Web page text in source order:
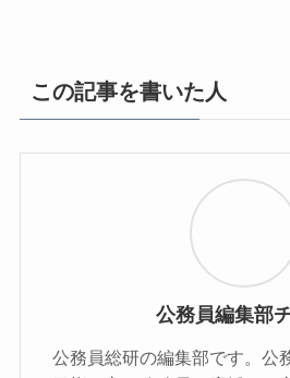
この記事を書いた人
公務員編集部
公務員総研の編集部です。公